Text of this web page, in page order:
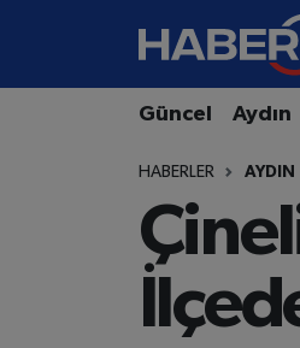
Güncel Aydın
HABERLER AYDIN
Aydın Nöbetçi
Aydın Namaz Vakitleri
Aydın Trafik Yoğunluk
Süper Lig Puan Durumu